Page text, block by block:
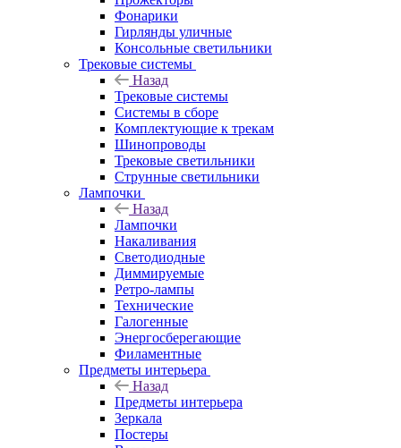
Фонарики
Гирлянды уличные
Консольные светильники
Трековые системы
Назад
Трековые системы
Системы в сборе
Комплектующие к трекам
Шинопроводы
Трековые светильники
Струнные светильники
Лампочки
Назад
Лампочки
Накаливания
Светодиодные
Диммируемые
Ретро-лампы
Технические
Галогенные
Энергосберегающие
Филаментные
Предметы интерьера
Назад
Предметы интерьера
Зеркала
Постеры